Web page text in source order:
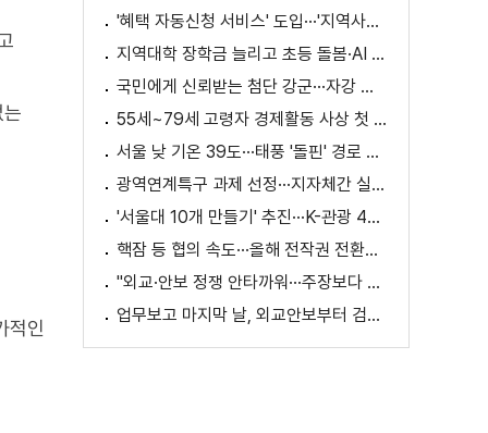
적인
'혜택 자동신청 서비스' 도입···'지역사랑상품권' 발행 확대
지역대학 장학금 늘리고 초등 돌봄·AI 교육 확대
국민에게 신뢰받는 첨단 강군···자강 국방·미래 전력 강화
55세~79세 고령자 경제활동 사상 첫 1천만 명 돌파
서울 낮 기온 39도···태풍 '돌핀' 경로 변수
광역연계특구 과제 선정···지자체간 실증 협력 확대
'서울대 10개 만들기' 추진···K-관광 4천만 시대 준비
핵잠 등 협의 속도···올해 전작권 전환시기 결정 추진
"외교·안보 정쟁 안타까워···주장보다 실천 중요"
업무보고 마지막 날, 외교안보부터 검경까지